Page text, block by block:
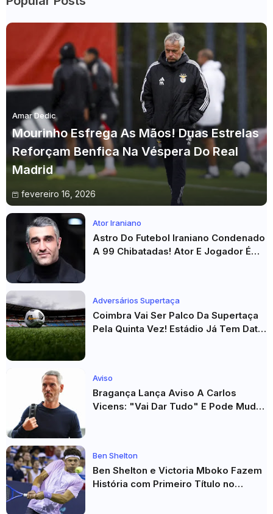
Amar Dedic
Mourinho Esfrega As Mãos! Duas Estrelas
Reforçam Benfica Na Véspera Do Real
Madrid
fevereiro 16, 2026
Ator Iraniano
Astro Do Futebol Iraniano Condenado
A 99 Chibatadas! Ator E Jogador É
Adversários Supertaça
Coimbra Vai Ser Palco Da Supertaça
Pela Quinta Vez! Estádio Já Tem Data
Aviso
Bragança Lança Aviso A Carlos
Vicens: "Vai Dar Tudo" E Pode Mudar
Ben Shelton
Ben Shelton e Victoria Mboko Fazem
História com Primeiro Título no